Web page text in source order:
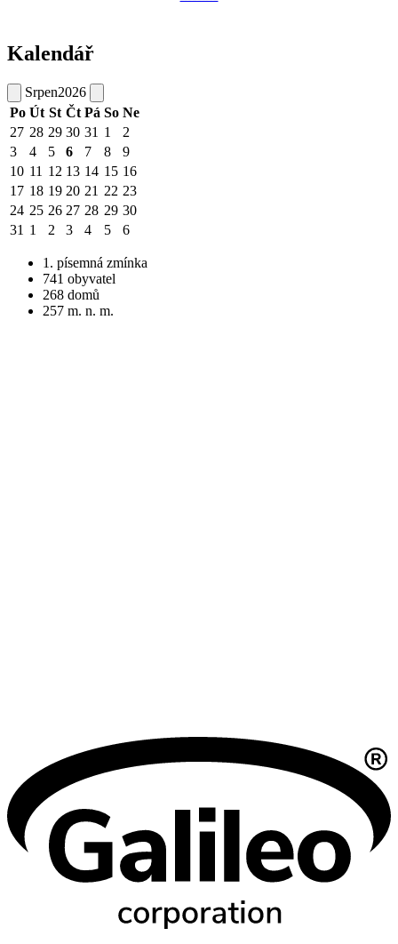
Kalendář
Srpen2026
Po Út St Čt Pá So Ne
27 28 29 30 31 1
2
3
4 5 6 7 8
9
10 11 12 13 14 15 16
17 18 19 20 21 22 23
24 25 26 27 28 29 30
31 1 2 3 4 5 6
1. písemná zmínka
741 obyvatel
268 domů
257 m. n. m.